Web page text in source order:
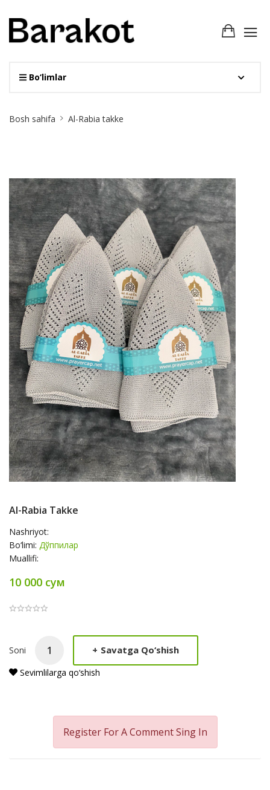
Bo‘limlar
Breadcrumb
Bosh sahifa Al-Rabia takke
Al-Rabia Takke
Nashriyot:
Bo‘limi: Дўппилар
Muallifi:
10 000 сум
Product
Summery
Soni + Savatga Qo‘shish
Sevimlilarga qo‘shish
Register For A CommentSing In